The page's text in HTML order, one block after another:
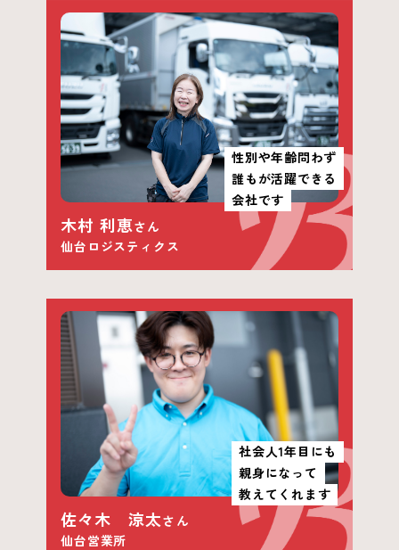
性別や年齢問わず
誰もが活躍できる
会社です
木村 利恵さん
仙台ロジスティクス
社会人1年目にも
親身になって
教えてくれます
佐々木 涼太さん
仙台営業所